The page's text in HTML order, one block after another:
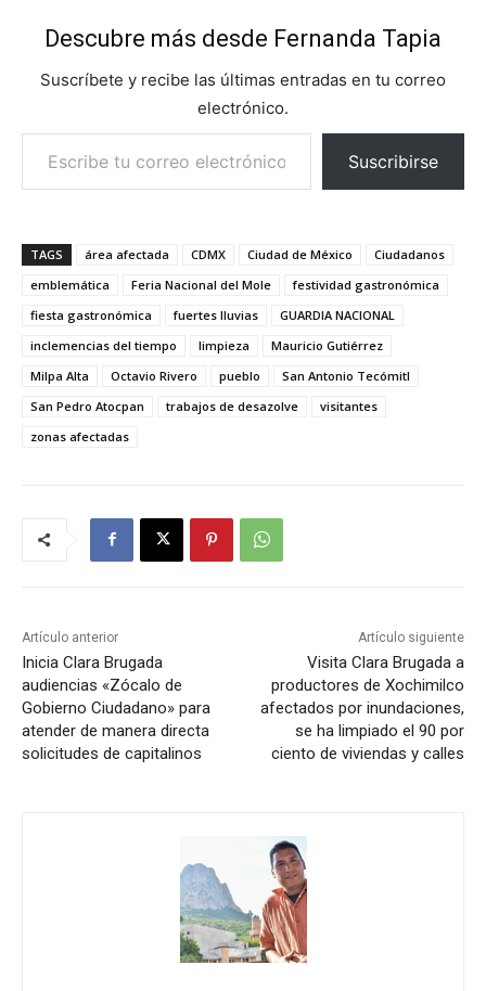
Descubre más desde Fernanda Tapia
Suscríbete y recibe las últimas entradas en tu correo
electrónico.
Escribe tu correo electrónico…
Suscribirse
TAGS área afectada CDMX Ciudad de México
Ciudadanos
emblemática
Feria Nacional del Mole
festividad gastronómica
fiesta gastronómica
fuertes lluvias
GUARDIA NACIONAL
inclemencias del tiempo
limpieza
Mauricio Gutiérrez
Milpa Alta
Octavio Rivero pueblo
San Antonio Tecómitl
San Pedro Atocpan
trabajos de desazolve
visitantes
zonas afectadas
Artículo anterior
Inicia Clara Brugada
audiencias «Zócalo de
Gobierno Ciudadano» para
atender de manera directa
solicitudes de capitalinos
Artículo siguiente
Visita Clara Brugada a
productores de Xochimilco
afectados por inundaciones,
se ha limpiado el 90 por
ciento de viviendas y calles